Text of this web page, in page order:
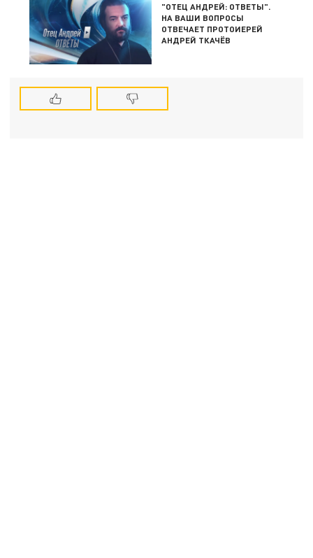
"ОТЕЦ АНДРЕЙ: ОТВЕТЫ".
НА ВАШИ ВОПРОСЫ
ОТВЕЧАЕТ ПРОТОИЕРЕЙ
АНДРЕЙ ТКАЧЁВ